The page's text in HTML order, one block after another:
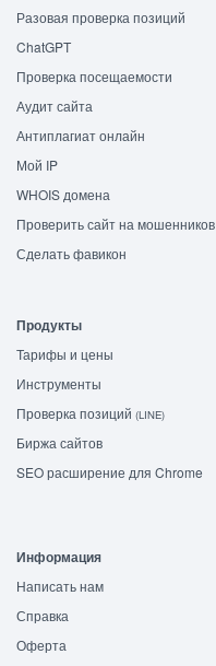
Разовая проверка позиций
ChatGPT
Проверка посещаемости
Аудит сайта
Антиплагиат онлайн
Мой IP
WHOIS домена
Проверить сайт на мошенников
Сделать фавикон
Продукты
Тарифы и цены
Инструменты
Проверка позиций (LINE)
Биржа сайтов
SEO расширение для Chrome
Информация
Написать нам
Справка
Оферта